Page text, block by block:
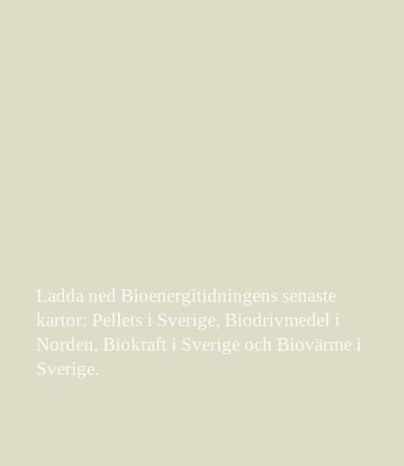
Ladda ned Bioenergitidningens senaste
kartor: Pellets i Sverige, Biodrivmedel i
Norden, Biokraft i Sverige och Biovärme i
Sverige.